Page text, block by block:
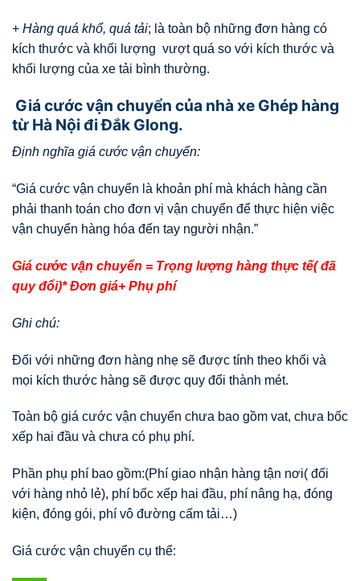
+ Hàng quá khổ, quá tải; là toàn bộ những đơn hàng có
kích thước và khối lượng vượt quá so với kích thước và
khối lượng của xe tải bình thường.
Giá cước vận chuyển của nhà xe Ghép hàng
từ Hà Nội đi Đắk Glong.
Định nghĩa giá cước vận chuyển:
“Giá cước vận chuyển là khoản phí mà khách hàng cần
phải thanh toán cho đơn vị vận chuyển để thực hiện việc
vận chuyển hàng hóa đến tay người nhận.”
Giá cước vận chuyển = Trọng lượng hàng thực tế( đã
quy đổi)* Đơn giá+ Phụ phí
Ghi chú:
Đối với những đơn hàng nhẹ sẽ được tính theo khối và
mọi kích thước hàng sẽ được quy đổi thành mét.
Toàn bộ giá cước vận chuyển chưa bao gồm vat, chưa bốc
xếp hai đầu và chưa có phụ phí.
Phần phụ phí bao gồm:(Phí giao nhận hàng tận nơi( đối
với hàng nhỏ lẻ), phí bốc xếp hai đầu, phí nâng hạ, đóng
kiện, đóng gói, phí vô đường cấm tải…)
Giá cước vận chuyển cụ thể: